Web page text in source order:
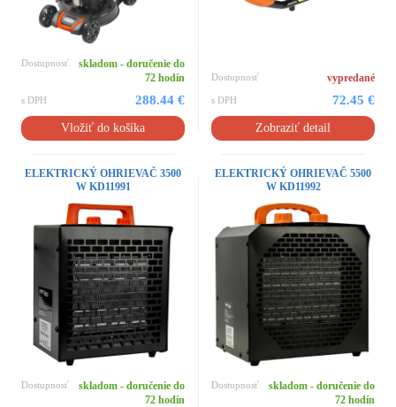
Dostupnosť
skladom - doručenie do
72 hodín
s DPH 288.44 €
Vložiť do košíka
Dostupnosť vypredané
s DPH 72.45 €
Zobraziť detail
ELEKTRICKÝ OHRIEVAČ 3500
W KD11991
Dostupnosť
skladom - doručenie do
72 hodín
ELEKTRICKÝ OHRIEVAČ 5500
W KD11992
Dostupnosť
skladom - doručenie do
72 hodín